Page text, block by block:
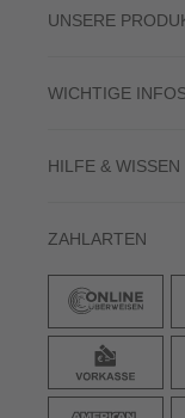
UNSERE
WICHTIGE
HILFE & WISSEN
ZAHLARTEN